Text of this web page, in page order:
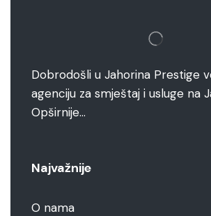
Dobrodošli u Jahorina Prestige
agenciju za smještaj i usluge na
Opširnije…
Najvažnije
O nama